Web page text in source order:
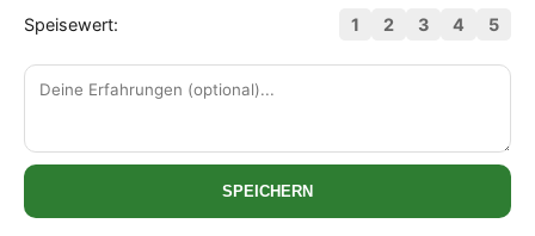
Speisewert: 1 2 3 4 5
SPEICHERN